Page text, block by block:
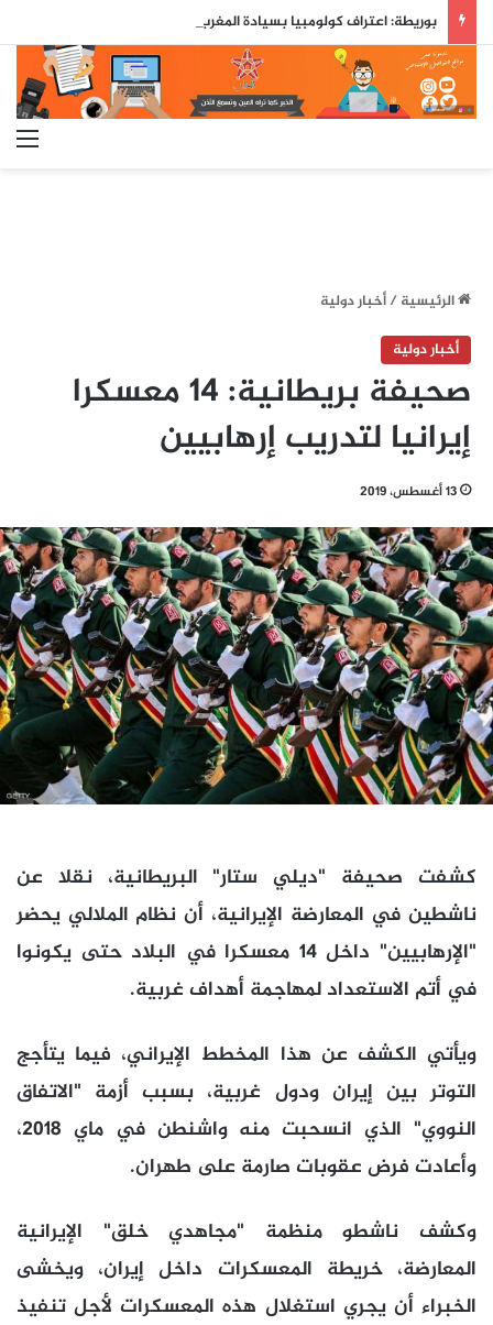
الرئيسية/أخبار دولية
أخبار دولية
صحيفة بريطانية: 14 معسكرا
إيرانيا لتدريب إرهابيين
13 أغسطس، 2019
كشفت صحيفة "ديلي ستار" البريطانية، نقلا عن
ناشطين في المعارضة الإيرانية، أن نظام الملالي يحضر
"الإرهابيين" داخل 14 معسكرا في البلاد حتى يكونوا
في أتم الاستعداد لمهاجمة أهداف غربية.
ويأتي الكشف عن هذا المخطط الإيراني، فيما يتأجج
التوتر بين إيران ودول غربية، بسبب أزمة "الاتفاق
النووي" الذي انسحبت منه واشنطن في ماي 2018،
وأعادت فرض عقوبات صارمة على طهران.
وكشف ناشطو منظمة "مجاهدي خلق" الإيرانية
المعارضة، خريطة المعسكرات داخل إيران، ويخشى
الخبراء أن يجري استغلال هذه المعسكرات لأجل تنفيذ